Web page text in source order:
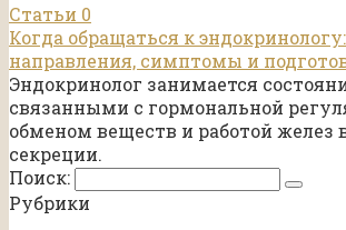
Статьи 0
Когда обращаться к
направления, симптомы и
Эндокринолог занимается
связанными с гормональной
обменом веществ и работой желез
секреции.
Поиск:
Рубрики